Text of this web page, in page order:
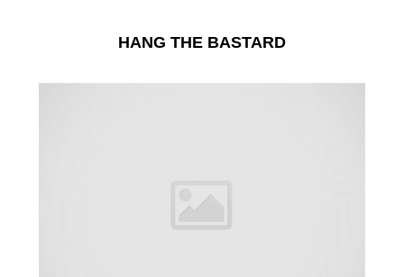
HANG THE BASTARD